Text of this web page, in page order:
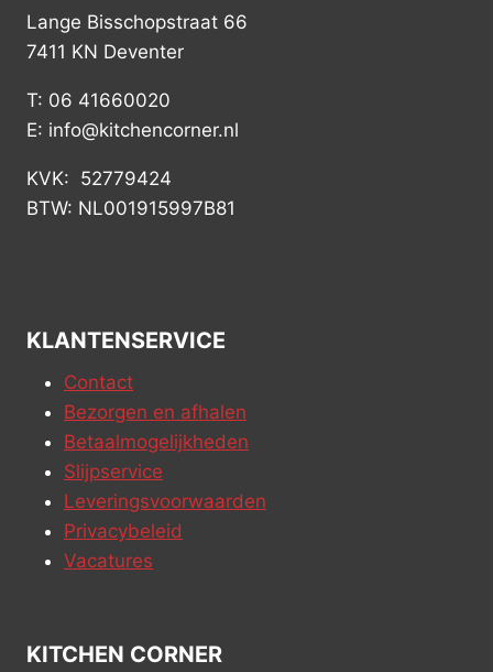
Lange Bisschopstraat 66
7411 KN Deventer
T: 06 41660020
E: info@kitchencorner.nl
KVK: 52779424
BTW: NL001915997B81
KLANTENSERVICE
Contact
Bezorgen en afhalen
Betaalmogelijkheden
Slijpservice
Leveringsvoorwaarden
Privacybeleid
Vacatures
KITCHEN CORNER